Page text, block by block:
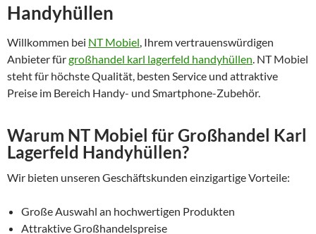
Handyhüllen
Willkommen bei NT Mobiel, Ihrem vertrauenswürdigen
Anbieter fürgroßhandel karl lagerfeld handyhüllen. NT Mobiel
steht für höchste Qualität, besten Service und attraktive
Preise im Bereich Handy- und Smartphone-Zubehör.
Warum NT Mobiel für Großhandel Karl
Lagerfeld Handyhüllen?
Wir bieten unseren Geschäftskunden einzigartige Vorteile:
Große Auswahl an hochwertigen Produkten
Attraktive Großhandelspreise